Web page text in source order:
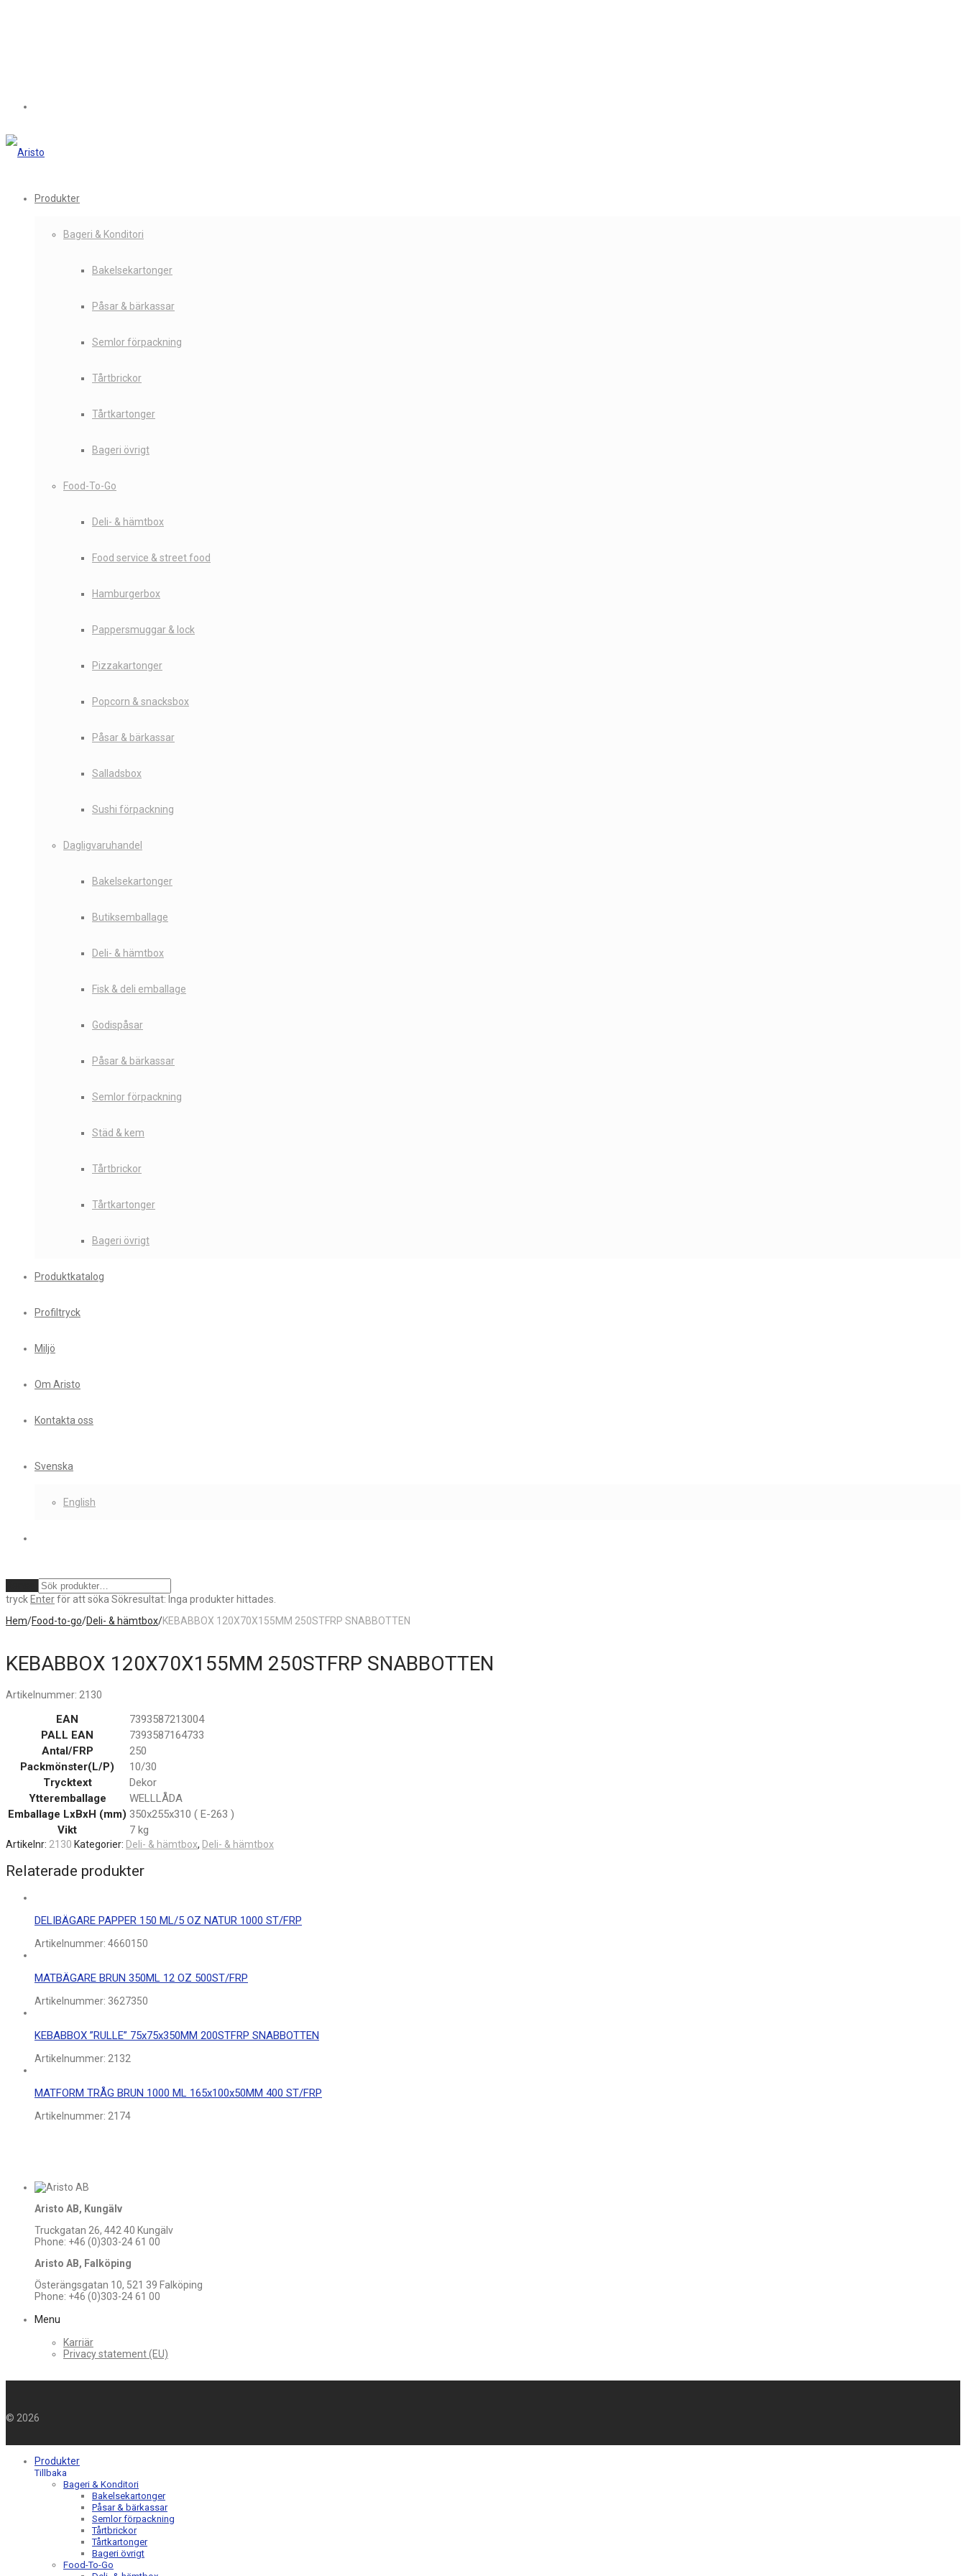
Produkter
Bageri & Konditori
Bakelsekartonger
Påsar & bärkassar
Semlor förpackning
Tårtbrickor
Tårtkartonger
Bageri övrigt
Food-To-Go
Deli- & hämtbox
Food service & street food
Hamburgerbox
Pappersmuggar & lock
Pizzakartonger
Popcorn & snacksbox
Påsar & bärkassar
Salladsbox
Sushi förpackning
Dagligvaruhandel
Bakelsekartonger
Butiksemballage
Deli- & hämtbox
Fisk & deli emballage
Godispåsar
Påsar & bärkassar
Semlor förpackning
Städ & kem
Tårtbrickor
Tårtkartonger
Bageri övrigt
Produktkatalog
Profiltryck
Miljö
Om Aristo
Kontakta oss
Svenska
English
tryck Enterför att söka Sökresultat: Inga produkter hittades.
Hem/Food-to-go/Deli- & hämtbox/KEBABBOX 120X70X155MM 250STFRP SNABBOTTEN
KEBABBOX 120X70X155MM 250STFRP SNABBOTTEN
Artikelnummer: 2130
EAN
7393587213004
PALL EAN
7393587164733
Antal/FRP
250
Packmönster(L/P)
10/30
Trycktext
Dekor
Ytteremballage
WELLLÅDA
Emballage LxBxH (mm) 350x255x310 ( E-263 )
Vikt
7 kg
Artikelnr: 2130 Kategorier: Deli- & hämtbox, Deli- & hämtbox
Relaterade produkter
DELIBÄGARE PAPPER 150 ML/5 OZ NATUR 1000 ST/FRP
Artikelnummer: 4660150
MATBÄGARE BRUN 350ML 12 OZ 500ST/FRP
Artikelnummer: 3627350
KEBABBOX ”RULLE” 75x75x350MM 200STFRP SNABBOTTEN
Artikelnummer: 2132
MATFORM TRÅG BRUN 1000 ML 165x100x50MM 400 ST/FRP
Artikelnummer: 2174
Aristo AB, Kungälv
Truckgatan 26, 442 40 Kungälv
Phone: +46 (0)303-24 61 00
Aristo AB, Falköping
Österängsgatan 10, 521 39 Falköping
Phone: +46 (0)303-24 61 00
Menu
Karriär
Privacy statement (EU)
© 2026
Produkter
Tillbaka
Bageri & Konditori
Bakelsekartonger
Påsar & bärkassar
Semlor förpackning
Tårtbrickor
Tårtkartonger
Bageri övrigt
Food-To-Go